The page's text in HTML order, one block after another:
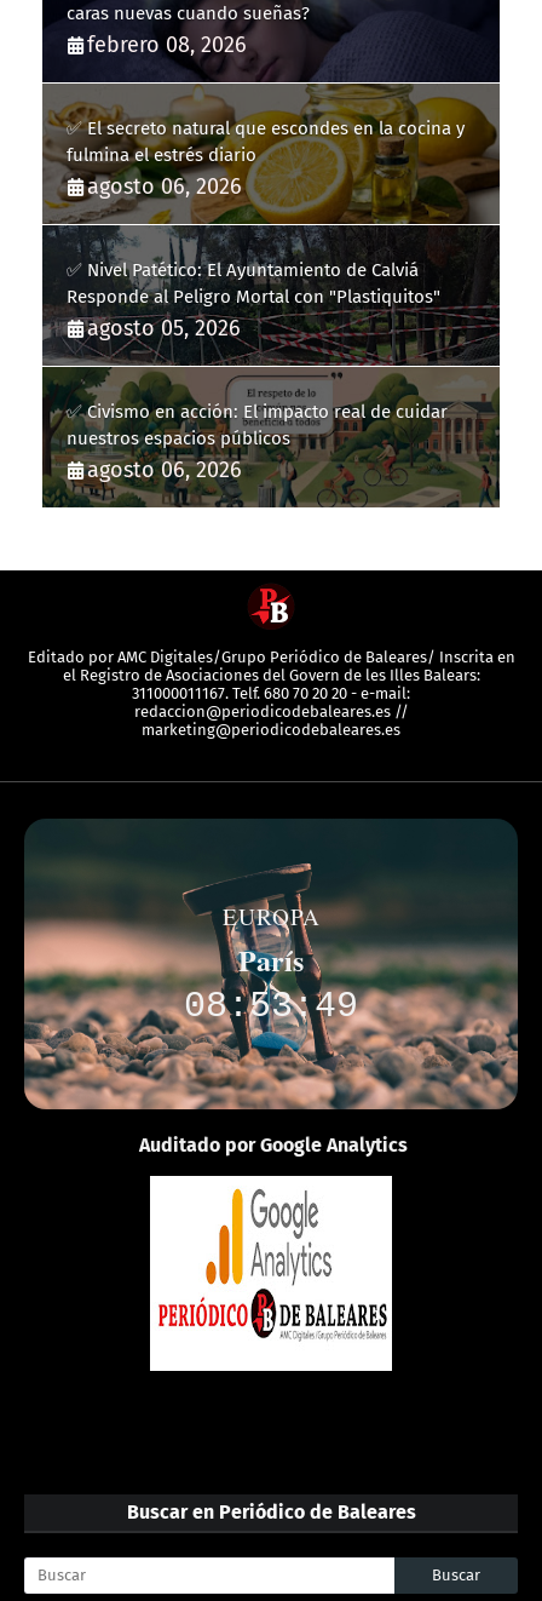
caras nuevas cuando sueñas?
febrero 08, 2026
✅ El secreto natural que escondes en la cocina y
fulmina el estrés diario
agosto 06, 2026
✅ Nivel Patético: El Ayuntamiento de Calviá
Responde al Peligro Mortal con "Plastiquitos"
agosto 05, 2026
✅ Civismo en acción: El impacto real de cuidar
nuestros espacios públicos
agosto 06, 2026
Editado por AMC Digitales/Grupo Periódico de Baleares/ Inscrita en
el Registro de Asociaciones del Govern de les Illes Balears:
311000011167. Telf. 680 70 20 20 - e-mail:
redaccion@periodicodebaleares.es //
marketing@periodicodebaleares.es
EUROPA
París
08:53:49
Auditado por Google Analytics
Buscar en Periódico de Baleares